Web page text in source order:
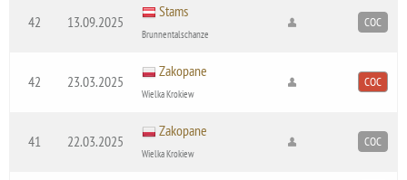
42 13.09.2025
Stams
Brunnentalschanze
COC
42 23.03.2025
Zakopane
Wielka Krokiew
COC
41 22.03.2025
Zakopane
Wielka Krokiew
COC